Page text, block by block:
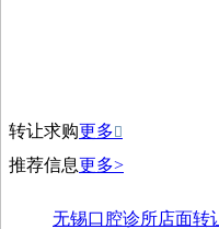
转让求购更多 
推荐信息更多>
无锡口腔诊所店面转